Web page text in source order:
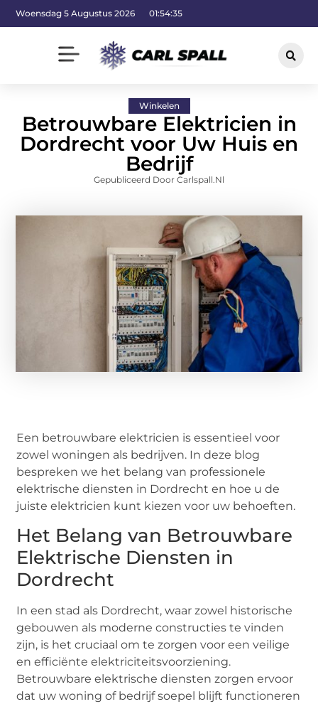
Woensdag 5 Augustus 2026 01:54:36
Winkelen
Betrouwbare Elektricien in
Dordrecht voor Uw Huis en
Bedrijf
Gepubliceerd Door Carlspall.nl
Een betrouwbare elektricien is essentieel voor
zowel woningen als bedrijven. In deze blog
bespreken we het belang van professionele
elektrische diensten in Dordrecht en hoe u de
juiste elektricien kunt kiezen voor uw behoeften.
Het Belang van Betrouwbare
Elektrische Diensten in
Dordrecht
In een stad als Dordrecht, waar zowel historische
gebouwen als moderne constructies te vinden
zijn, is het cruciaal om te zorgen voor een veilige
en efficiënte elektriciteitsvoorziening.
Betrouwbare elektrische diensten zorgen ervoor
dat uw woning of bedrijf soepel blijft functioneren